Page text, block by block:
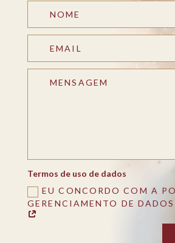
Termos de uso de dados
EU CONCORDO COM A
GERENCIAMENTO DE